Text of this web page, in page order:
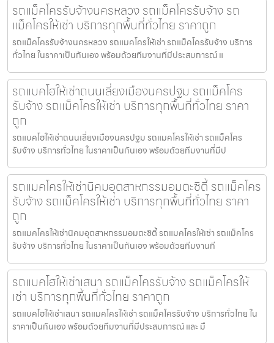
รถแม็คโครรับจ้างนครหลวง รถแม็คโครรับจ้าง รถ
แม็คโครให้เช่า บริการทุกพื้นที่ทั่วไทย ราคาถูก
รถแม็คโครรับจ้างนครหลวง รถแมคโครให้เช่า รถแม็คโครรับจ้าง บริการ
ทั่วไทย ในราคาเป็นกันเอง พร้อมด้วยทีมงานที่มีประสบการณ์ แ
รถแบคโฮให้เช่าถนนเลี่ยงเมืองนครปฐม รถแม็คโคร
รับจ้าง รถแม็คโครให้เช่า บริการทุกพื้นที่ทั่วไทย ราคา
ถูก
รถแบคโฮให้เช่าถนนเลี่ยงเมืองนครปฐม รถแมคโครให้เช่า รถแม็คโคร
รับจ้าง บริการทั่วไทย ในราคาเป็นกันเอง พร้อมด้วยทีมงานที่มีป
รถแมคโครให้เช่านิคมอุตสาหกรรมอมตะซิตี้ รถแม็คโคร
รับจ้าง รถแม็คโครให้เช่า บริการทุกพื้นที่ทั่วไทย ราคา
ถูก
รถแมคโครให้เช่านิคมอุตสาหกรรมอมตะซิตี้ รถแมคโครให้เช่า รถแม็คโคร
รับจ้าง บริการทั่วไทย ในราคาเป็นกันเอง พร้อมด้วยทีมงานที
รถแบคโฮให้เช่าเสนา รถแม็คโครรับจ้าง รถแม็คโครให้
เช่า บริการทุกพื้นที่ทั่วไทย ราคาถูก
รถแบคโฮให้เช่าเสนา รถแมคโครให้เช่า รถแม็คโครรับจ้าง บริการทั่วไทย ใน
ราคาเป็นกันเอง พร้อมด้วยทีมงานที่มีประสบการณ์ และ มื